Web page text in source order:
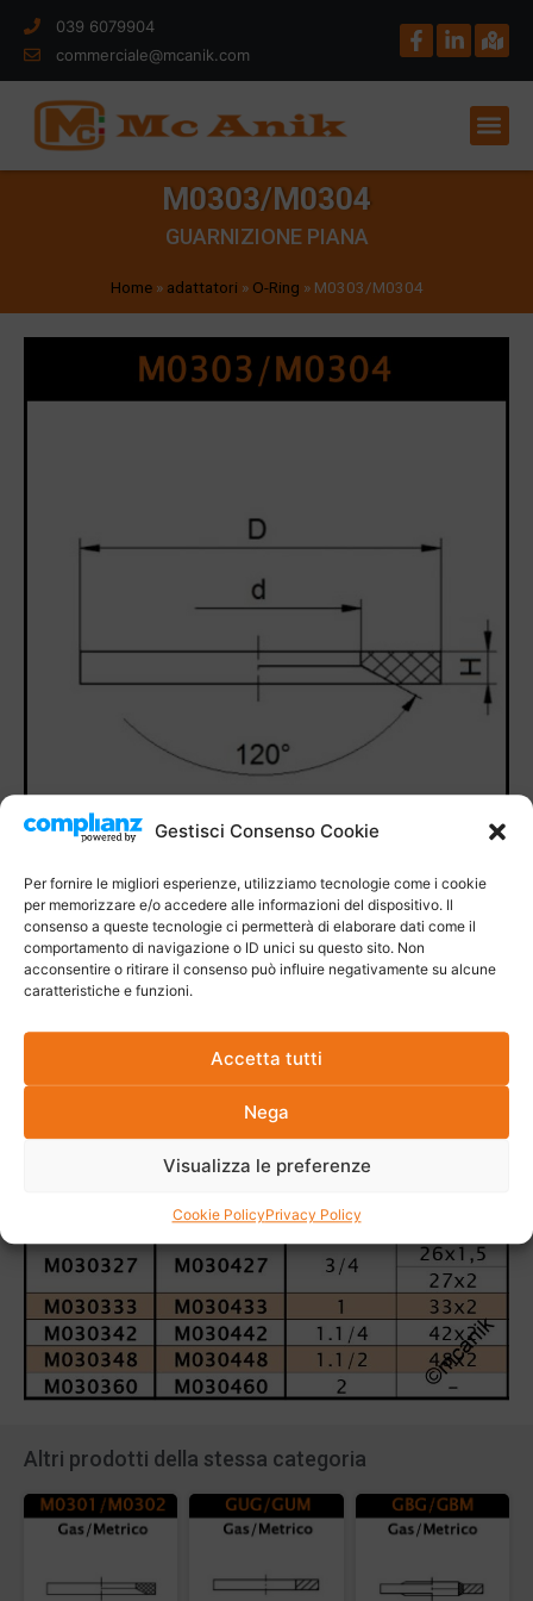
Gestisci Consenso Cookie
Per fornire le migliori esperienze, utilizziamo tecnologie come i cookie
per memorizzare e/o accedere alle informazioni del dispositivo. Il
consenso a queste tecnologie ci permetterà di elaborare dati come il
comportamento di navigazione o ID unici su questo sito. Non
acconsentire o ritirare il consenso può influire negativamente su alcune
caratteristiche e funzioni.
Accetta tutti
Nega
Visualizza le preferenze
Cookie PolicyPrivacy Policy
039 6079904
commerciale@mcanik.com
M0303/M0304
GUARNIZIONE PIANA
Home» adattatori » O-Ring » M0303/M0304
Altri prodotti della stessa categoria